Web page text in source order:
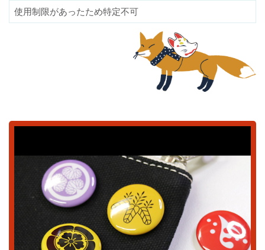
使用制限があったため特定不可